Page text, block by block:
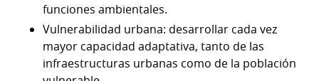
funciones ambientales.
Vulnerabilidad urbana: desarrollar cada vez
mayor capacidad adaptativa, tanto de las
infraestructuras urbanas como de la población